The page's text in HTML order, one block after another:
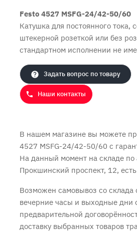
Festo 4527 MSFG-24/42-50/60
Катушка для постоянного тока,
штекерной розеткой или без
стандартном исполнении не
Задать вопрос по товару
Наши контакты
В нашем магазине вы можете
4527 MSFG-24/42-50/60 с
На данный момент на складе по
Прокшинский проспект, 12,
Возможен самовывоз со склада
вечерние часы и выходные дни
предварительной
доставку выбранных товаров
Продолжить покупки